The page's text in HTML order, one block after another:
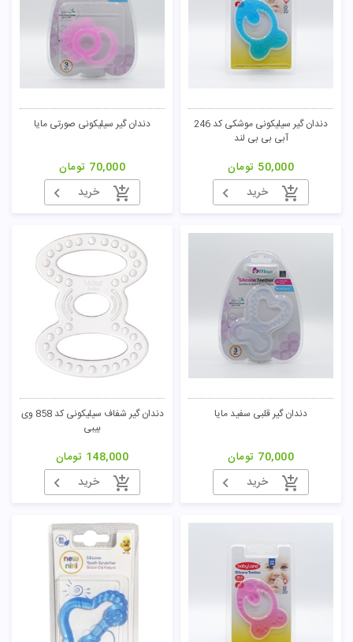
دندان گیر سیلیکونی موشکی کد 246
آبی بی بی لند
50,000 تومان
خرید
دندان گیر سیلیکونی صورتی مایا
70,000 تومان
خرید
دندان گیر قلبی سفید مایا
70,000 تومان
خرید
دندان گیر شفاف سیلیکونی کد 858 وی
بیبی
148,000 تومان
خرید